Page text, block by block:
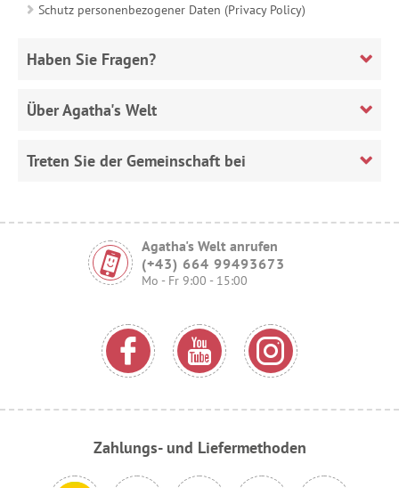
Schutz personenbezogener Daten (Privacy Policy)
Haben Sie Fragen?
Über Agatha's Welt
Treten Sie der Gemeinschaft bei
Agatha's Welt anrufen
(+43) 664 99493673
Mo - Fr 9:00 - 15:00
Zahlungs- und Liefermethoden